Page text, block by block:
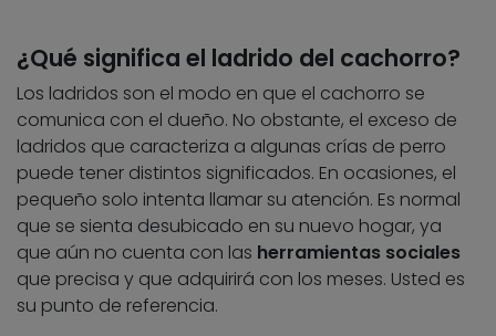
¿Qué significa el ladrido del cachorro?
Los ladridos son el modo en que el cachorro se
comunica con el dueño. No obstante, el exceso de
ladridos que caracteriza a algunas crías de perro
puede tener distintos significados. En ocasiones, el
pequeño solo intenta llamar su atención. Es normal
que se sienta desubicado en su nuevo hogar, ya
que aún no cuenta con las herramientas sociales
que precisa y que adquirirá con los meses. Usted es
su punto de referencia.